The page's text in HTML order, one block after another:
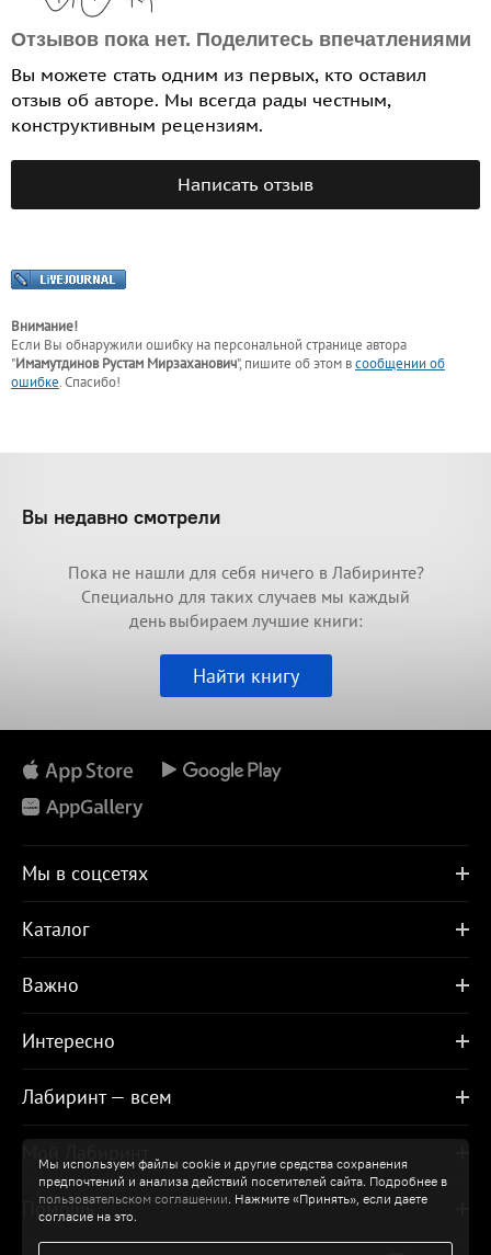
Отзывов пока нет. Поделитесь впечатлениями
Вы можете стать одним из первых, кто оставил
отзыв об авторе. Мы всегда рады честным,
конструктивным рецензиям.
Написать отзыв
Внимание!
Если Вы обнаружили ошибку на персональной странице автора
"Имамутдинов Рустам Мирзаханович", пишите об этом всообщении об
ошибке. Спасибо!
Мы используем файлы cookie и другие средства сохранения
предпочтений и анализа действий посетителей сайта. Подробнее в
пользовательском соглашении. Нажмите «Принять», если даете
согласие на это.
Вы недавно смотрели
Пока не нашли для себя ничего в Лабиринте?
Специально для таких случаев мы каждый
день выбираем лучшие книги:
Найти книгу
Мы в соцсетях
Каталог
Важно
Интересно
Лабиринт — всем
Помощь